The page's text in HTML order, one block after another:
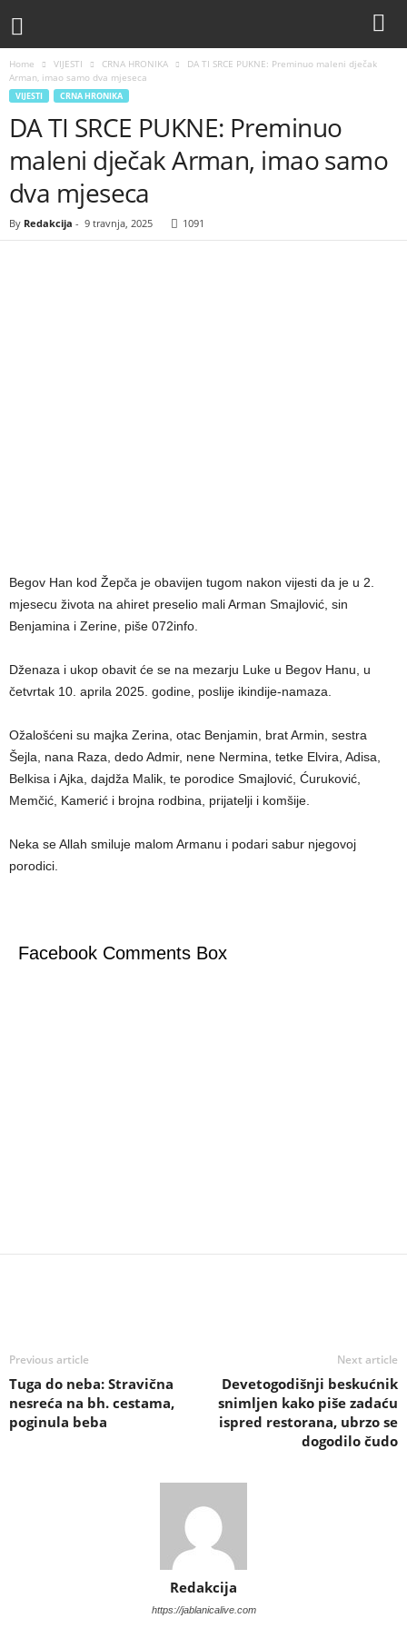
Home VIJESTI CRNA HRONIKA
DA TI SRCE PUKNE: Preminuo maleni dječak
Arman, imao samo dva mjeseca
VIJESTI CRNA HRONIKA
DA TI SRCE PUKNE: Preminuo
maleni dječak Arman, imao samo
dva mjeseca
By Redakcija - 9 travnja, 2025 1091
Begov Han kod Žepča je obavijen tugom nakon vijesti da je u 2.
mjesecu života na ahiret preselio mali Arman Smajlović, sin
Benjamina i Zerine, piše 072info.
Dženaza i ukop obavit će se na mezarju Luke u Begov Hanu, u
četvrtak 10. aprila 2025. godine, poslije ikindije-namaza.
Ožalošćeni su majka Zerina, otac Benjamin, brat Armin, sestra
Šejla, nana Raza, dedo Admir, nene Nermina, tetke Elvira, Adisa,
Belkisa i Ajka, dajdža Malik, te porodice Smajlović, Ćuruković,
Memčić, Kamerić i brojna rodbina, prijatelji i komšije.
Neka se Allah smiluje malom Armanu i podari sabur njegovoj
porodici.
Facebook Comments Box
Previous article
Tuga do neba: Stravična
nesreća na bh. cestama,
poginula beba
Next article
Devetogodišnji beskućnik
snimljen kako piše zadaću
ispred restorana, ubrzo se
dogodilo čudo
Redakcija
https://jablanicalive.com